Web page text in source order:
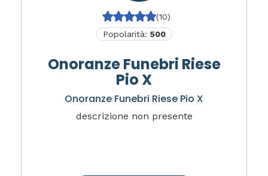
(10)
Popolarità: 500
Onoranze Funebri Riese
Pio X
Onoranze Funebri Riese Pio X
descrizione non presente